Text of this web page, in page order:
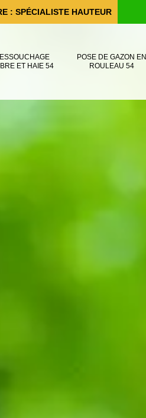
: SPÉCIALISTE HAUTEUR
ET HAIE 54
POSE DE GAZON EN
ROULEAU 54